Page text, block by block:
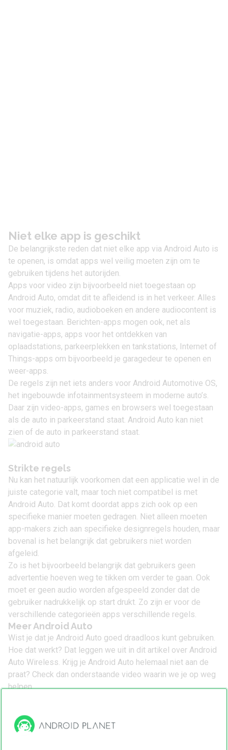
Niet elke app is geschikt
De belangrijkste reden dat niet elke app via Android Auto is
te openen, is omdat apps wel veilig moeten zijn om te
gebruiken tijdens het autorijden.
Apps voor video zijn bijvoorbeeld niet toegestaan op
Android Auto, omdat dit te afleidend is in het verkeer. Alles
voor muziek, radio, audioboeken en andere audiocontent is
wel toegestaan. Berichten-apps mogen ook, net als
navigatie-apps, apps voor het ontdekken van
oplaadstations, parkeerplekken en tankstations, Internet of
Things-apps om bijvoorbeeld je garagedeur te openen en
weer-apps.
De regels zijn net iets anders voor Android Automotive OS,
het ingebouwde infotainmentsysteem in moderne auto’s.
Daar zijn video-apps, games en browsers wel toegestaan
als de auto in parkeerstand staat. Android Auto kan niet
zien of de auto in parkeerstand staat.
Strikte regels
Nu kan het natuurlijk voorkomen dat een applicatie wel in de
juiste categorie valt, maar toch niet compatibel is met
Android Auto. Dat komt doordat apps zich ook op een
specifieke manier moeten gedragen. Niet alleen moeten
app-makers zich aan specifieke designregels houden, maar
bovenal is het belangrijk dat gebruikers niet worden
afgeleid.
Zo is het bijvoorbeeld belangrijk dat gebruikers geen
advertentie hoeven weg te tikken om verder te gaan. Ook
moet er geen audio worden afgespeeld zonder dat de
gebruiker nadrukkelijk op start drukt. Zo zijn er voor de
verschillende categorieën apps verschillende regels.
Meer Android Auto
Wist je dat je Android Auto goed draadloos kunt gebruiken.
Hoe dat werkt? Dat leggen we uit in dit artikel over Android
Auto Wireless. Krijg je Android Auto helemaal niet aan de
praat? Check dan onderstaande video waarin we je op weg
helpen.